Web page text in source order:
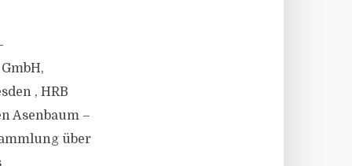
, HRB
Asenbaum –
über